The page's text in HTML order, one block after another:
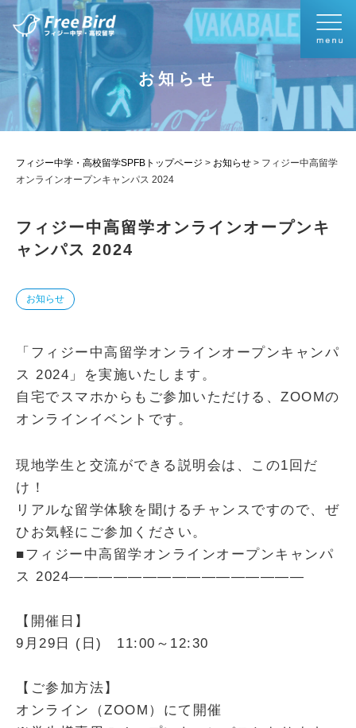
お知らせ
フィジー中学・高校留学SPFBトップページ > お知らせ > フィジー中高留学
オンラインオープンキャンパス 2024
フィジー中高留学オンラインオープンキ
ャンパス 2024
お知らせ
「フィジー中高留学オンラインオープンキャンパ
ス 2024」を実施いたします。
自宅でスマホからもご参加いただける、ZOOMの
オンラインイベントです。
現地学生と交流ができる説明会は、この1回だ
け！
リアルな留学体験を聞けるチャンスですので、ぜ
ひお気軽にご参加ください。
■フィジー中高留学オンラインオープンキャンパ
ス 2024————————————————
【開催日】
9月29日 (日) 11:00～12:30
【ご参加方法】
オンライン（ZOOM）にて開催